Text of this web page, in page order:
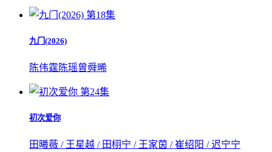
第18集
九门(2026)
陈伟霆 陈瑶曾舜晞
第24集
初次爱你
田曦薇 / 王星越 / 田栩宁 / 王家茵 / 崔绍阳 / 迟宁宁